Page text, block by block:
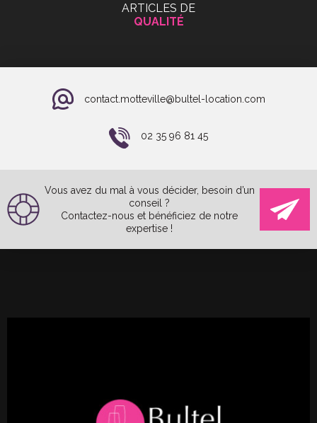
ARTICLES DE
QUALITÉ
contact.motteville@bultel-location.com
02 35 96 81 45
Vous avez du mal à vous décider, besoin d’un
conseil ?
Contactez-nous et bénéficiez de notre
expertise !